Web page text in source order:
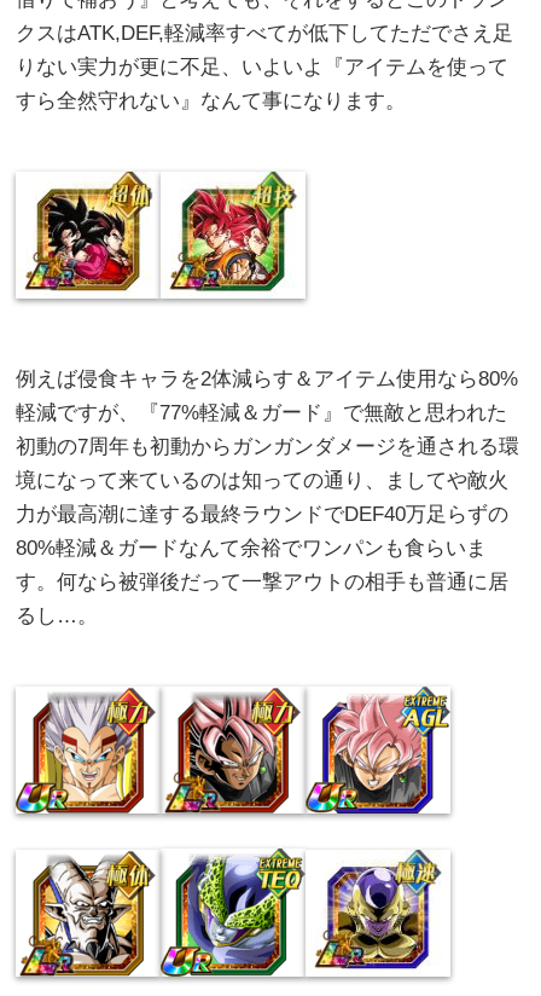
クスはATK,DEF,軽減率すべてが低下してただでさえ足
りない実力が更に不足、いよいよ『アイテムを使って
すら全然守れない』なんて事になります。
例えば侵食キャラを2体減らす＆アイテム使用なら80%
軽減ですが、『77%軽減＆ガード』で無敵と思われた
初動の7周年も初動からガンガンダメージを通される環
境になって来ているのは知っての通り、ましてや敵火
力が最高潮に達する最終ラウンドでDEF40万足らずの
80%軽減＆ガードなんて余裕でワンパンも食らいま
す。何なら被弾後だって一撃アウトの相手も普通に居
るし…。